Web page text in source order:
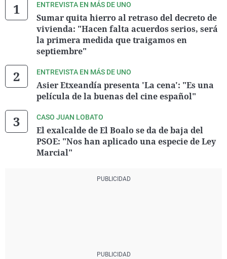
ENTREVISTA EN MÁS DE UNO
Sumar quita hierro al retraso del decreto de
vivienda: "Hacen falta acuerdos serios, será
la primera medida que traigamos en
septiembre"
ENTREVISTA EN MÁS DE UNO
Asier Etxeandía presenta 'La cena': "Es una
película de la buenas del cine español"
CASO JUAN LOBATO
El exalcalde de El Boalo se da de baja del
PSOE: "Nos han aplicado una especie de Ley
Marcial"